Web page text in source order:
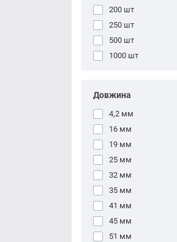
200 шт
250 шт
500 шт
1000 шт
Довжина
4,2 мм
16 мм
19 мм
25 мм
32 мм
35 мм
41 мм
45 мм
51 мм